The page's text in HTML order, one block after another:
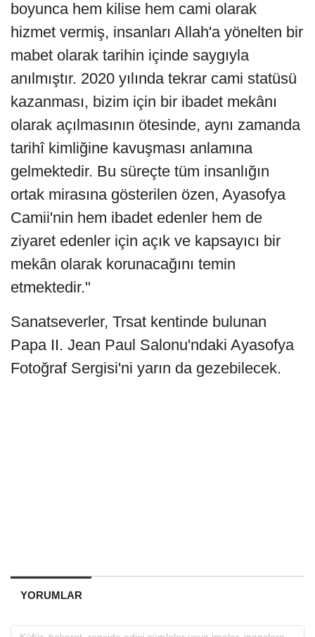
boyunca hem kilise hem cami olarak
hizmet vermiş, insanları Allah'a yönelten bir
mabet olarak tarihin içinde saygıyla
anılmıştır. 2020 yılında tekrar cami statüsü
kazanması, bizim için bir ibadet mekânı
olarak açılmasının ötesinde, aynı zamanda
tarihî kimliğine kavuşması anlamına
gelmektedir. Bu süreçte tüm insanlığın
ortak mirasına gösterilen özen, Ayasofya
Camii'nin hem ibadet edenler hem de
ziyaret edenler için açık ve kapsayıcı bir
mekân olarak korunacağını temin
etmektedir."
Sanatseverler, Trsat kentinde bulunan
Papa II. Jean Paul Salonu'ndaki Ayasofya
Fotoğraf Sergisi'ni yarın da gezebilecek.
YORUMLAR